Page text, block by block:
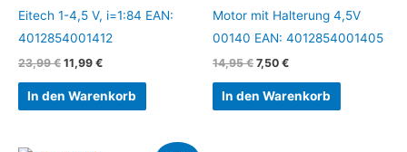
Eitech 1-4,5 V, i=1:84 EAN:
4012854001412
23,99€ 11,99 €
In den Warenkorb
Motor mit Halterung 4,5V
00140 EAN: 4012854001405
14,95€ 7,50 €
In den Warenkorb